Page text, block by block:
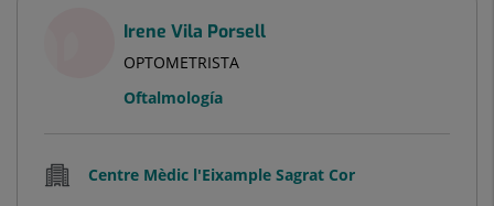
Irene Vila Porsell
OPTOMETRISTA
Oftalmología
Centre Mèdic l'Eixample Sagrat Cor